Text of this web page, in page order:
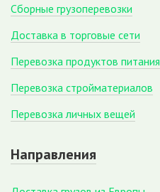
Сборные грузоперевозки
Доставка в торговые сети
Перевозка продуктов питания
Перевозка стройматериалов
Перевозка личных вещей
Направления